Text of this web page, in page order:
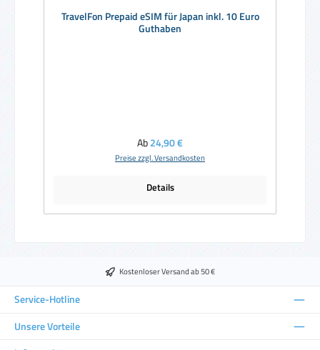
TravelFon Prepaid eSIM für Japan inkl. 10 Euro
Guthaben
Regulärer Preis:
Ab24,90 €
Preise zzgl. Versandkosten
Details
Kostenloser Versand ab 50 €
Service-Hotline
Unsere Vorteile